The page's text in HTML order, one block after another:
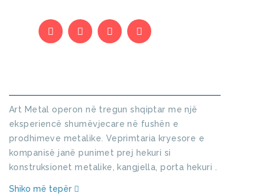
Art Metal operon në tregun shqiptar me një
eksperiencë shumëvjecare në fushën e
prodhimeve metalike. Veprimtaria kryesore e
kompanisë janë punimet prej hekuri si
konstruksionet metalike, kangjella, porta hekuri .
Shiko më tepër